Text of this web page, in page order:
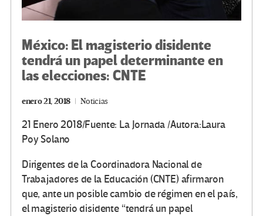
México: El magisterio disidente
tendrá un papel determinante en
las elecciones: CNTE
enero 21, 2018 Noticias
21 Enero 2018/Fuente: La Jornada /Autora:Laura
Poy Solano
Dirigentes de la Coordinadora Nacional de
Trabajadores de la Educación (CNTE) afirmaron
que, ante un posible cambio de régimen en el país,
el magisterio disidente tendrá un papel